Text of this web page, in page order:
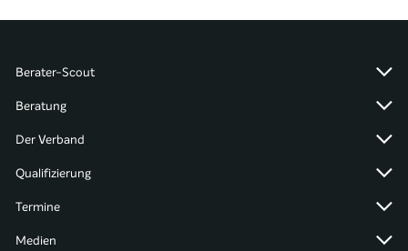
Berater-Scout
Beratung
Der Verband
Qualifizierung
Termine
Medien